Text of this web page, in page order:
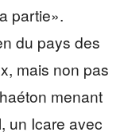
partie».
du pays des
mais non pas
menant
un Icare avec